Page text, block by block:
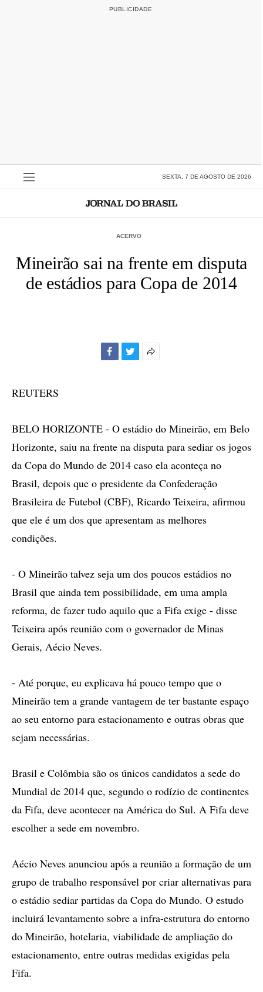
SEXTA, 7 DE AGOSTO DE 2026
ACERVO
Mineirão sai na frente em disputa
de estádios para Copa de 2014
REUTERS
BELO HORIZONTE - O estádio do Mineirão, em Belo
Horizonte, saiu na frente na disputa para sediar os jogos
da Copa do Mundo de 2014 caso ela aconteça no
Brasil, depois que o presidente da Confederação
Brasileira de Futebol (CBF), Ricardo Teixeira, afirmou
que ele é um dos que apresentam as melhores
condições.
- O Mineirão talvez seja um dos poucos estádios no
Brasil que ainda tem possibilidade, em uma ampla
reforma, de fazer tudo aquilo que a Fifa exige - disse
Teixeira após reunião com o governador de Minas
Gerais, Aécio Neves.
- Até porque, eu explicava há pouco tempo que o
Mineirão tem a grande vantagem de ter bastante espaço
ao seu entorno para estacionamento e outras obras que
sejam necessárias.
Brasil e Colômbia são os únicos candidatos a sede do
Mundial de 2014 que, segundo o rodízio de continentes
da Fifa, deve acontecer na América do Sul. A Fifa deve
escolher a sede em novembro.
Aécio Neves anunciou após a reunião a formação de um
grupo de trabalho responsável por criar alternativas para
o estádio sediar partidas da Copa do Mundo. O estudo
incluirá levantamento sobre a infra-estrutura do entorno
do Mineirão, hotelaria, viabilidade de ampliação do
estacionamento, entre outras medidas exigidas pela
Fifa.